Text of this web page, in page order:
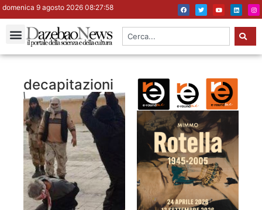
domenica 9 agosto 2026 08:27:59
decapitazioni